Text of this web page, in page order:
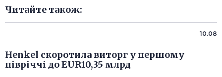
Читайте також:
10.08
Henkel скоротила виторг у першому
півріччі до EUR10,35 млрд